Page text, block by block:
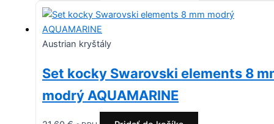
Austrian kryštály
Set kocky Swarovski elements 8
modrý AQUAMARINE